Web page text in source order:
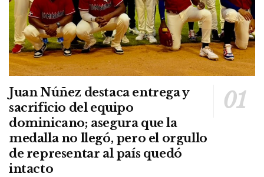
Juan Núñez destaca entrega y
sacrificio del equipo
dominicano; asegura que la
medalla no llegó, pero el orgullo
de representar al país quedó
intacto